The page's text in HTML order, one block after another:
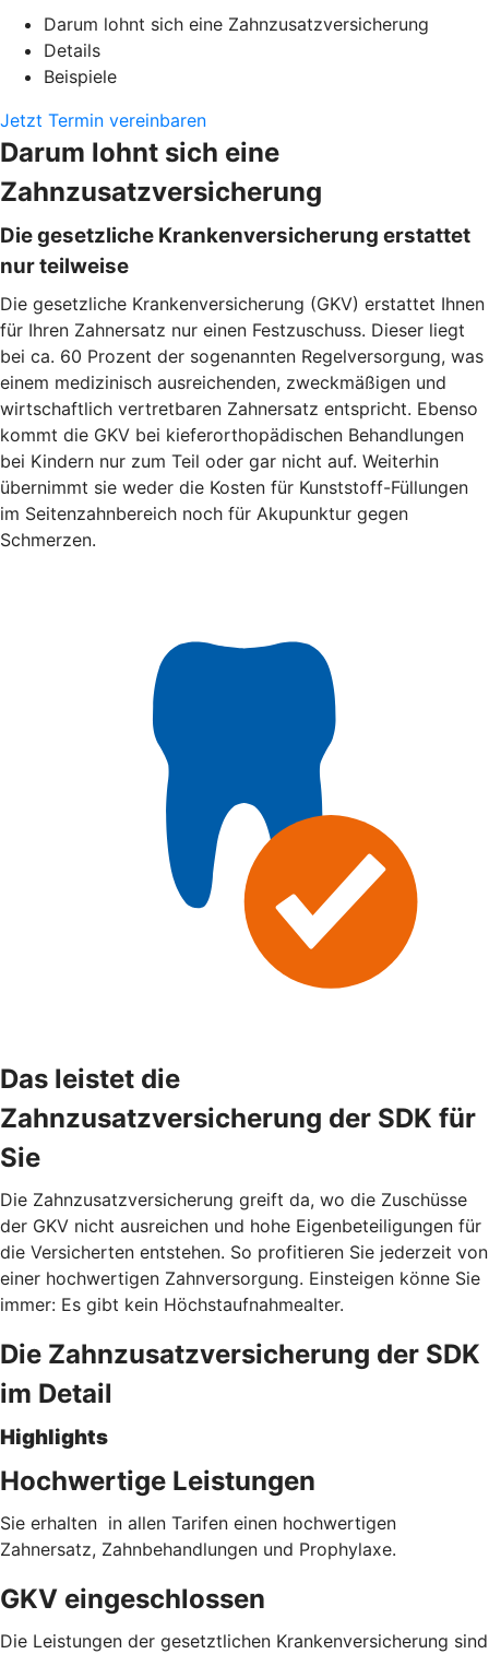
Darum lohnt sich eine Zahnzusatzversicherung
Details
Beispiele
Jetzt Termin vereinbaren
Darum lohnt sich eine
Zahnzusatzversicherung
Die gesetzliche Krankenversicherung erstattet
nur teilweise
Die gesetzliche Krankenversicherung (GKV) erstattet Ihnen
für Ihren Zahnersatz nur einen Festzuschuss. Dieser liegt
bei ca. 60 Prozent der sogenannten Regelversorgung, was
einem medizinisch ausreichenden, zweckmäßigen und
wirtschaftlich vertretbaren Zahnersatz entspricht. Ebenso
kommt die GKV bei kieferorthopädischen Behandlungen
bei Kindern nur zum Teil oder gar nicht auf. Weiterhin
übernimmt sie weder die Kosten für Kunststoff-Füllungen
im Seitenzahnbereich noch für Akupunktur gegen
Schmerzen.
Das leistet die
Zahnzusatzversicherung der SDK für
Sie
Die Zahnzusatzversicherung greift da, wo die Zuschüsse
der GKV nicht ausreichen und hohe Eigenbeteiligungen für
die Versicherten entstehen. So profitieren Sie jederzeit von
einer hochwertigen Zahnversorgung. Einsteigen könne Sie
immer: Es gibt kein Höchstaufnahmealter.
Die Zahnzusatzversicherung der SDK
im Detail
Highlights
Hochwertige Leistungen
Sie erhalten in allen Tarifen einen hochwertigen
Zahnersatz, Zahnbehandlungen und Prophylaxe.
GKV eingeschlossen
Die Leistungen der gesetztlichen Krankenversicherung sind